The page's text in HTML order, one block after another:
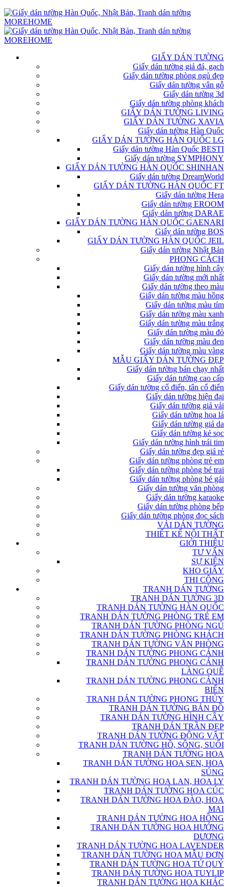
GIẤY DÁN TƯỜNG
Giấy dán tường giả đá, gạch
Giấy dán tường phòng ngủ đẹp
Giấy dán tường vân gỗ
Giấy dán tường 3d
Giấy dán tường phòng khách
GIẤY DÁN TƯỜNG LIVING
GIẤY DÁN TƯỜNG XAVIA
Giấy dán tường Hàn Quốc
GIẤY DÁN TƯỜNG HÀN QUỐC LG
Giấy dán tường Hàn Quốc BESTI
Giấy dán tường SYMPHONY
GIẤY DÁN TƯỜNG HÀN QUỐC SHINHAN
Giấy dán tường DreamWorld
GIẤY DÁN TƯỜNG HÀN QUỐC FT
Giấy dán tường Hera
Giấy dán tường EROOM
Giấy dán tường DARAE
GIẤY DÁN TƯỜNG HÀN QUỐC GAENARI
Giấy dán tường BOS
GIẤY DÁN TƯỜNG HÀN QUỐC JEIL
Giấy dán tường Nhật Bản
PHONG CÁCH
Giấy dán tường hình cây
Giấy dán tường mới nhất
Giấy dán tường theo màu
Giấy dán tường màu hồng
Giấy dán tường màu tím
Giấy dán tường màu xanh
Giấy dán tường màu trắng
Giấy dán tường màu đỏ
Giấy dán tường màu đen
Giấy dán tường màu vàng
MẪU GIẤY DÁN TƯỜNG ĐẸP
Giấy dán tường bán chạy nhất
Giấy dán tường cao cấp
Giấy dán tường cổ điển, tân cổ điển
Giấy dán tường hiện đại
Giấy dán tường giả vải
Giấy dán tường hoa lá
Giấy dán tường giả da
Giấy dán tường kẻ sọc
Giấy dán tường hình trái tim
Giấy dán tường đẹp giá rẻ
Giấy dán tường phòng trẻ em
Giấy dán tường phòng bé trai
Giấy dán tường phòng bé gái
Giấy dán tường văn phòng
Giấy dán tường karaoke
Giấy dán tường phòng bếp
Giấy dán tường phòng đọc sách
VẢI DÁN TƯỜNG
THIẾT KẾ NỘI THẤT
GIỚI THIỆU
TƯ VẤN
SỰ KIỆN
KHO GIẤY
THI CÔNG
TRANH DÁN TƯỜNG
TRANH DÁN TƯỜNG 3D
TRANH DÁN TƯỜNG HÀN QUỐC
TRANH DÁN TƯỜNG PHÒNG TRẺ EM
TRANH DÁN TƯỜNG PHÒNG NGỦ
TRANH DÁN TƯỜNG PHÒNG KHÁCH
TRANH DÁN TƯỜNG VĂN PHÒNG
TRANH DÁN TƯỜNG PHONG CẢNH
TRANH DÁN TƯỜNG PHONG CẢNH
LÀNG QUÊ
TRANH DÁN TƯỜNG PHONG CẢNH
BIỂN
TRANH DÁN TƯỜNG PHONG THỦY
TRANH DÁN TƯỜNG BẢN ĐỒ
TRANH DÁN TƯỜNG HÌNH CÂY
TRANH DÁN TRẦN ĐẸP
TRANH DÁN TƯỜNG ĐỘNG VẬT
TRANH DÁN TƯỜNG HỒ, SÔNG, SUỐI
TRANH DÁN TƯỜNG HOA
TRANH DÁN TƯỜNG HOA SEN, HOA
SÚNG
TRANH DÁN TƯỜNG HOA LAN, HOA LY
TRANH DÁN TƯỜNG HOA CÚC
TRANH DÁN TƯỜNG HOA ĐÀO, HOA
MAI
TRANH DÁN TƯỜNG HOA HỒNG
TRANH DÁN TƯỜNG HOA HƯỚNG
DƯƠNG
TRANH DÁN TƯỜNG HOA LAVENDER
TRANH DÁN TƯỜNG HOA MẪU ĐƠN
TRANH DÁN TƯỜNG HOA TỨ QUÝ
TRANH DÁN TƯỜNG HOA TUYLIP
TRANH DÁN TƯỜNG HOA KHÁC